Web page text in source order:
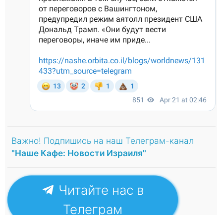
Важно! Подпишись на наш Телеграм-канал
"Наше Кафе: Новости Израиля"
Читайте нас в
Телеграм